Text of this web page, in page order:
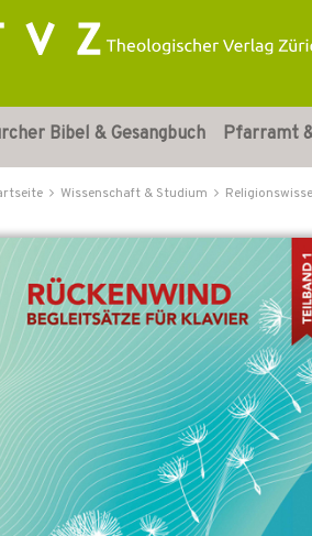
Bibel & Gesangbuch Pfarramt
Wissenschaft & Studium